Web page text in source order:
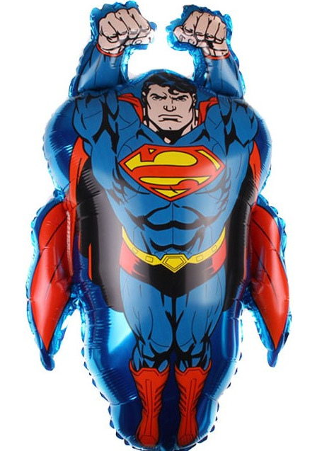
Оптовый Магазин
Корзина
Избранное
Доставка
О нас
Отзывы
Контакты
Политика конфиденциальности